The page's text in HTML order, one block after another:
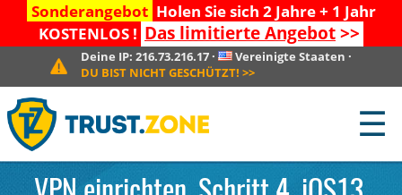
Sonderangebot Holen Sie sich 2 Jahre + 1 Jahr
KOSTENLOS ! Das limitierte Angebot>>
Deine IP:216.73.216.17 · Vereinigte Staaten ·
DU BIST NICHT GESCHÜTZT! >>
☰